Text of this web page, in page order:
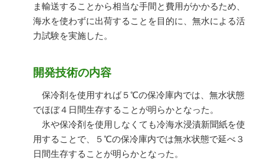
ま輸送することから相当な手間と費用がかかるため、
海水を使わずに出荷することを目的に、無水による活
力試験を実施した。
開発技術の内容
保冷剤を使用すれば５℃の保冷庫内では、無水状態
でほぼ４日間生存することが明らかとなった。
氷や保冷剤を使用しなくても冷海水浸漬新聞紙を使
用することで、５℃の保冷庫内では無水状態で延べ３
日間生存することが明らかとなった。